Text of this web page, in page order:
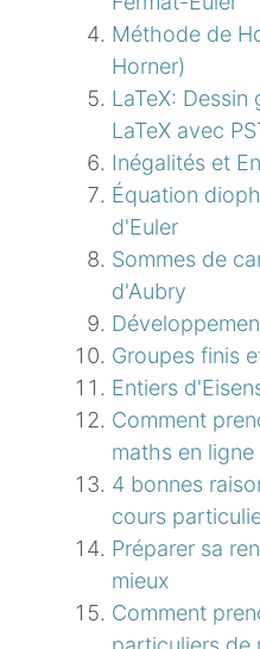
Méthode de
Horner)
LaTeX: Dessin
LaTeX avec
Inégalités et
Équation
d'Euler
Sommes de
d'Aubry
Groupes finis
Entiers
Comment
maths en ligne
4 bonnes
cours
Préparer sa
mieux
Comment